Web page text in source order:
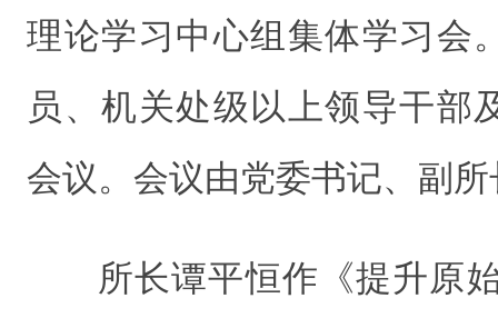
理论学习中心组集体学习会
员、机关处级以上领导干部
会议。会议由党委书记、副
所长谭平恒作《提升原